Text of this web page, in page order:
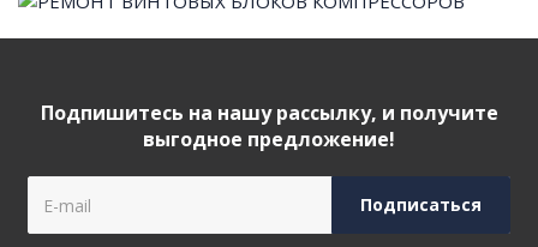
Подпишитесь на нашу рассылку, и получите
выгодное предложение!